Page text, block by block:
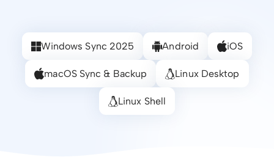
Windows Sync 2025 Android iOS
macOS Sync & Backup Linux Desktop
Linux Shell